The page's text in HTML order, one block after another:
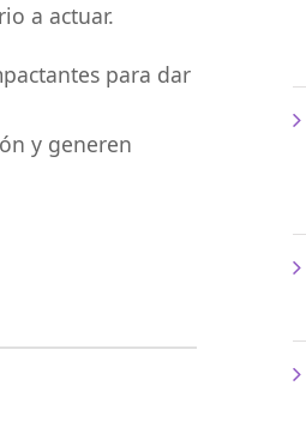
a actuar.
para dar
y generen